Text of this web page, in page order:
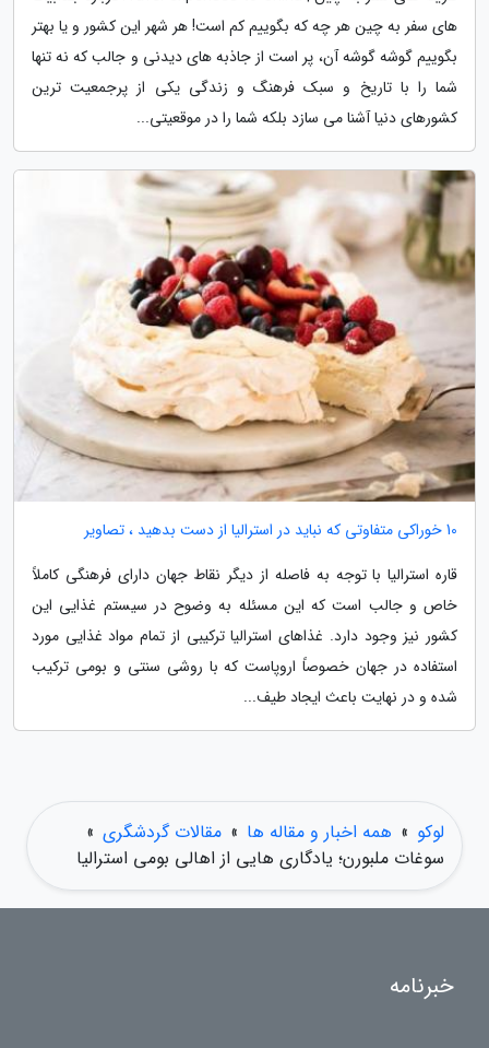
های سفر به چین هر چه که بگوییم کم است! هر شهر این کشور و یا بهتر
بگوییم گوشه گوشه آن، پر است از جاذبه های دیدنی و جالب که نه تنها
شما را با تاریخ و سبک فرهنگ و زندگی یکی از پرجمعیت ترین
کشورهای دنیا آشنا می سازد بلکه شما را در موقعیتی...
10 خوراکی متفاوتی که نباید در استرالیا از دست بدهید ، تصاویر
قاره استرالیا با توجه به فاصله از دیگر نقاط جهان دارای فرهنگی کاملاً
خاص و جالب است که این مسئله به وضوح در سیستم غذایی این
کشور نیز وجود دارد. غذاهای استرالیا ترکیبی از تمام مواد غذایی مورد
استفاده در جهان خصوصاً اروپاست که با روشی سنتی و بومی ترکیب
شده و در نهایت باعث ایجاد طیف...
لوکو » همه اخبار و مقاله ها » مقالات گردشگری »
سوغات ملبورن؛ یادگاری هایی از اهالی بومی استرالیا
خبرنامه